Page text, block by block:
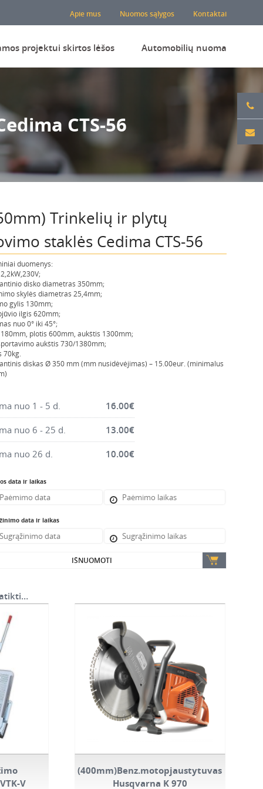
Apie mus Nuomos sąlygos Kontaktai
projektui skirtos lėšos Automobilių nuoma
CTS-56
Trinkelių ir plytų
staklės Cedima CTS-56
duomenys:
disko diametras 350mm;
skylės diametras 25,4mm;
gylis 130mm;
ilgis 620mm;
nuo 0° iki 45°;
plotis 600mm, aukštis 1300mm;
aukštis 730/1380mm;
70kg.
diskas Ø 350 mm (mm nusidėvėjimas) – 15.00eur. (minimalus
nuo 1 - 5 d. 16.00€
nuo 6 - 25 d. 13.00€
nuo 26 d. 10.00€
data ir laikas
data ir laikas
IŠNUOMOTI
V
(400mm)Benz.motopjaustytuvas
Husqvarna K 970